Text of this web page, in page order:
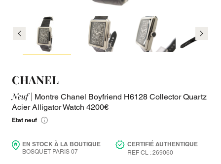
CHANEL
Neuf | Montre Chanel Boyfriend H6128 Collector Quartz
Acier Alligator Watch 4200€
Etat neuf
EN STOCK À LA BOUTIQUE
BOSQUET PARIS 07
CERTIFIÉ AUTHENTIQUE
REF CL : 269060